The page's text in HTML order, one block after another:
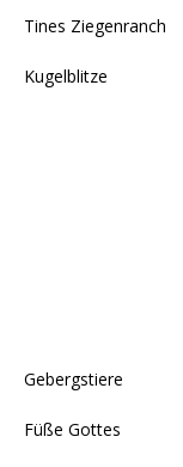
Tines Ziegenranch
Kugelblitze
Gebergstiere
Füße Gottes